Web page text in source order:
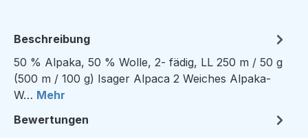
Beschreibung
50 % Alpaka, 50 % Wolle, 2- fädig, LL 250 m / 50 g
(500 m / 100 g) Isager Alpaca 2 Weiches Alpaka-
W… Mehr
Bewertungen